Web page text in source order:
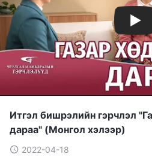
Итгэл бишрэлийн гэрчлэл
дараа" (Mонгол хэлээр)
2022-04-18